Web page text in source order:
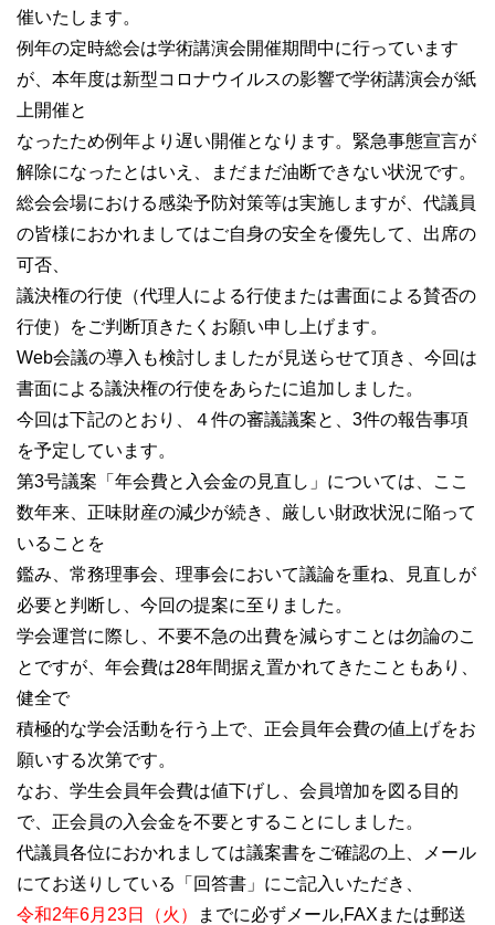
催いたします。
例年の定時総会は学術講演会開催期間中に行っています
が、本年度は新型コロナウイルスの影響で学術講演会が紙
上開催と
なったため例年より遅い開催となります。緊急事態宣言が
解除になったとはいえ、まだまだ油断できない状況です。
総会会場における感染予防対策等は実施しますが、代議員
の皆様におかれましてはご自身の安全を優先して、出席の
可否、
議決権の行使（代理人による行使または書面による賛否の
行使）をご判断頂きたくお願い申し上げます。
Web会議の導入も検討しましたが見送らせて頂き、今回は
書面による議決権の行使をあらたに追加しました。
今回は下記のとおり、４件の審議議案と、3件の報告事項
を予定しています。
第3号議案「年会費と入会金の見直し」については、ここ
数年来、正味財産の減少が続き、厳しい財政状況に陥って
いることを
鑑み、常務理事会、理事会において議論を重ね、見直しが
必要と判断し、今回の提案に至りました。
学会運営に際し、不要不急の出費を減らすことは勿論のこ
とですが、年会費は28年間据え置かれてきたこともあり、
健全で
積極的な学会活動を行う上で、正会員年会費の値上げをお
願いする次第です。
なお、学生会員年会費は値下げし、会員増加を図る目的
で、正会員の入会金を不要とすることにしました。
代議員各位におかれましては議案書をご確認の上、メール
にてお送りしている「回答書」にご記入いただき、
令和2年6月23日（火）
までに必ずメール,FAXまたは郵送